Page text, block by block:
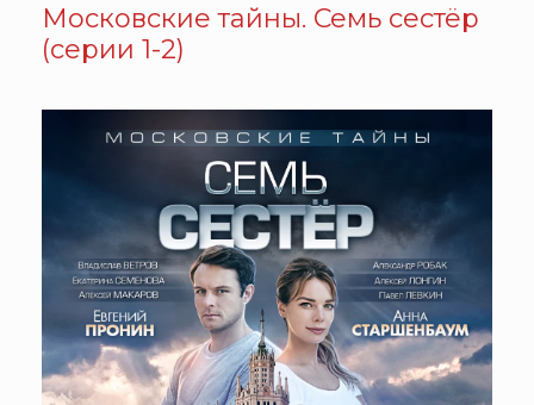
Московские тайны. Семь сестёр
(серии 1-2)